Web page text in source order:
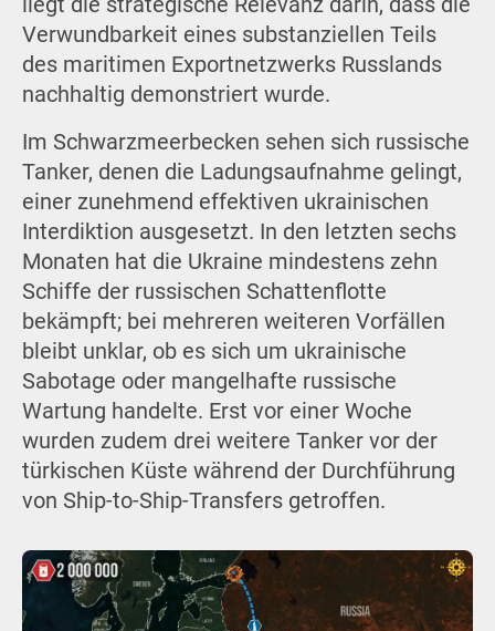
Verwundbarkeit eines substanziellen Teils
des maritimen Exportnetzwerks Russlands
nachhaltig demonstriert wurde.
Im Schwarzmeerbecken sehen sich russische
Tanker, denen die Ladungsaufnahme gelingt,
einer zunehmend effektiven ukrainischen
Interdiktion ausgesetzt. In den letzten sechs
Monaten hat die Ukraine mindestens zehn
Schiffe der russischen Schattenflotte
bekämpft; bei mehreren weiteren Vorfällen
bleibt unklar, ob es sich um ukrainische
Sabotage oder mangelhafte russische
Wartung handelte. Erst vor einer Woche
wurden zudem drei weitere Tanker vor der
türkischen Küste während der Durchführung
von Ship-to-Ship-Transfers getroffen.